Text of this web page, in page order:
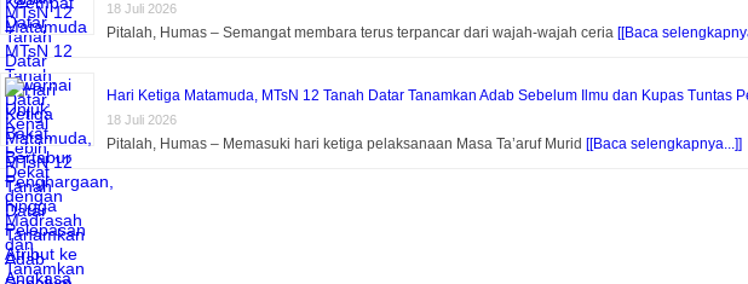
18 Juli 2026
Pitalah, Humas – Semangat membara terus terpancar dari wajah-wajah ceria [[Baca
Hari Ketiga Matamuda, MTsN 12 Tanah Datar Tanamkan Adab Sebelum Ilmu dan Kupas Tuntas
18 Juli 2026
Pitalah, Humas – Memasuki hari ketiga pelaksanaan Masa Ta’aruf Murid [[Baca selengkapnya...]]